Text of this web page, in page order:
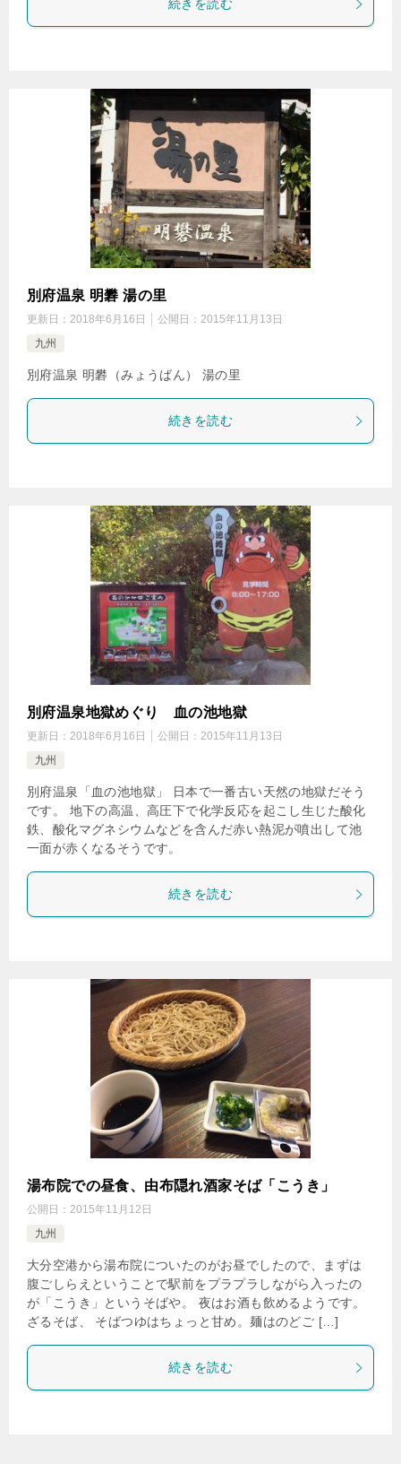
続きを読む
別府温泉 明礬 湯の里
更新日： 2018年6月16日 公開日： 2015年11月13日
九州
別府温泉 明礬（みょうばん） 湯の里
続きを読む
別府温泉地獄めぐり 血の池地獄
更新日： 2018年6月16日 公開日： 2015年11月13日
九州
別府温泉「血の池地獄」 日本で一番古い天然の地獄だそう
です。 地下の高温、高圧下で化学反応を起こし生じた酸化
鉄、酸化マグネシウムなどを含んだ赤い熱泥が噴出して池
一面が赤くなるそうです。
続きを読む
湯布院での昼食、由布隠れ酒家そば「こうき」
公開日： 2015年11月12日
九州
大分空港から湯布院についたのがお昼でしたので、まずは
腹ごしらえということで駅前をプラプラしながら入ったの
が「こうき」というそばや。 夜はお酒も飲めるようです。
ざるそば、 そばつゆはちょっと甘め。麺はのどご […]
続きを読む